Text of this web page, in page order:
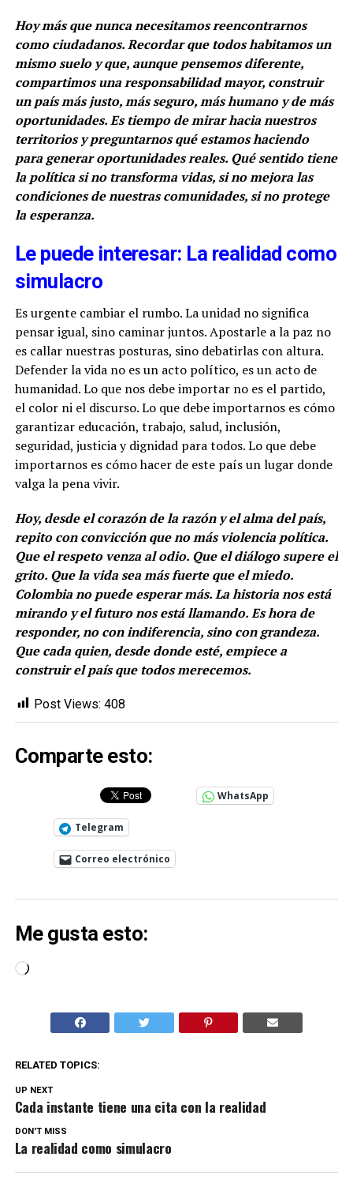
Hoy más que nunca necesitamos reencontrarnos
como ciudadanos. Recordar que todos habitamos un
mismo suelo y que, aunque pensemos diferente,
compartimos una responsabilidad mayor, construir
un país más justo, más seguro, más humano y de más
oportunidades. Es tiempo de mirar hacia nuestros
territorios y preguntarnos qué estamos haciendo
para generar oportunidades reales. Qué sentido tiene
la política si no transforma vidas, si no mejora las
condiciones de nuestras comunidades, si no protege
la esperanza.
Le puede interesar: La realidad como
simulacro
Es urgente cambiar el rumbo. La unidad no significa
pensar igual, sino caminar juntos. Apostarle a la paz no
es callar nuestras posturas, sino debatirlas con altura.
Defender la vida no es un acto político, es un acto de
humanidad. Lo que nos debe importar no es el partido,
el color ni el discurso. Lo que debe importarnos es cómo
garantizar educación, trabajo, salud, inclusión,
seguridad, justicia y dignidad para todos. Lo que debe
importarnos es cómo hacer de este país un lugar donde
valga la pena vivir.
Hoy, desde el corazón de la razón y el alma del país,
repito con convicción que no más violencia política.
Que el respeto venza al odio. Que el diálogo supere el
grito. Que la vida sea más fuerte que el miedo.
Colombia no puede esperar más. La historia nos está
mirando y el futuro nos está llamando. Es hora de
responder, no con indiferencia, sino con grandeza.
Que cada quien, desde donde esté, empiece a
construir el país que todos merecemos.
Post Views: 408
Comparte esto:
WhatsApp
Telegram
Correo electrónico
Me gusta esto:
Cargando...
RELATED TOPICS:
UP NEXT
Cada instante tiene una cita con la realidad
DON'T MISS
La realidad como simulacro